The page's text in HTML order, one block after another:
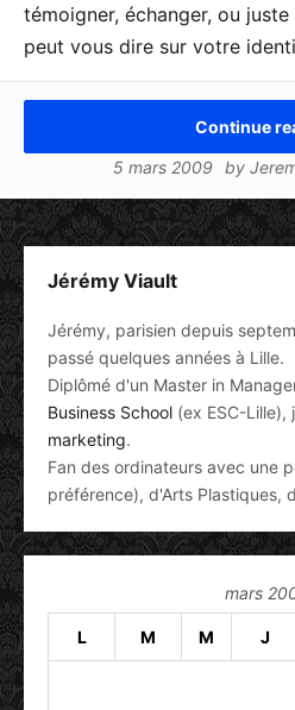
témoigner, échanger, ou
peut vous dire sur votre
Continue
5 mars 2009 by
Jérémy Viault
Jérémy, parisien depuis
passé quelques années à Lille.
Diplômé d'un Master in
Business School (ex ESC-Lille),
marketing.
Fan des ordinateurs avec une
préférence), d'Arts Plastiques,
mars
L M M J